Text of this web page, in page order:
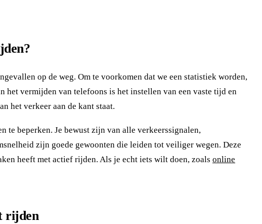
op de weg. Om te voorkomen dat we een statistiek worden,
het vermijden van telefoons is het instellen van een vaste tijd en
het verkeer aan de kant staat.
te beperken. Je bewust zijn van alle verkeerssignalen,
zijn goede gewoonten die leiden tot veiliger wegen. Deze
heeft met actief rijden. Als je echt iets wilt doen, zoals online
rijden